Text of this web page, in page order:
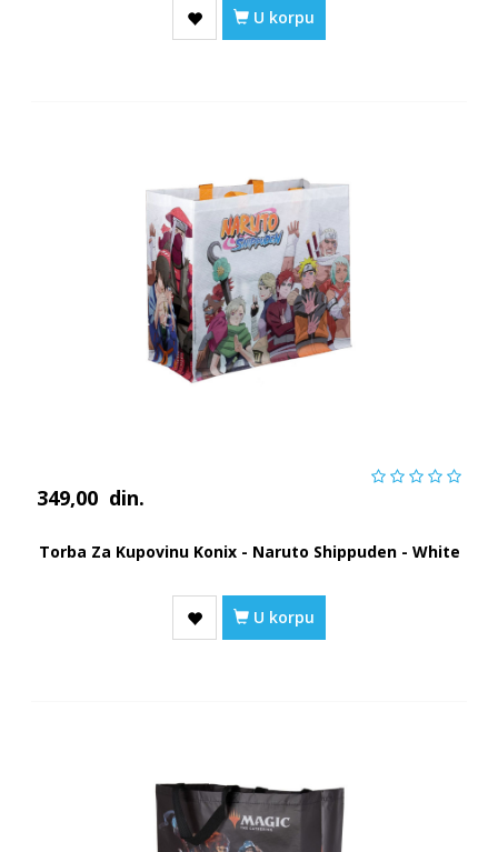
U korpu
349,00 din.
Torba Za Kupovinu Konix - Naruto Shippuden - White
U korpu